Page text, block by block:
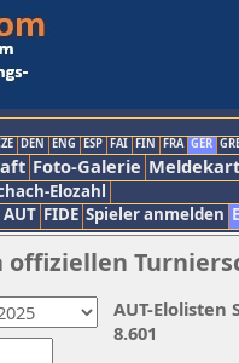
DEN ENG ESP FAI FIN FRA GER
Foto-Galerie
Elozahl
FIDE Spieler anmelden
AUT-Elolisten
8.601